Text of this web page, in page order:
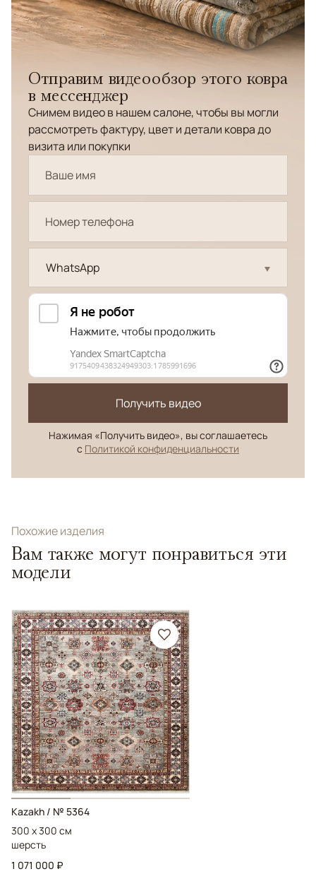
Отправим видеообзор этого ковра
в мессенджер
Снимем видео в нашем салоне, чтобы вы могли
рассмотреть фактуру, цвет и детали ковра до
визита или покупки
WhatsApp
Получить видео
Нажимая «Получить видео», вы соглашаетесь
с Политикой конфиденциальности
Похожие изделия
Вам также могут понравиться эти
модели
Kazakh / № 5364
300 x 300 см
шерсть
1 071 000 ₽